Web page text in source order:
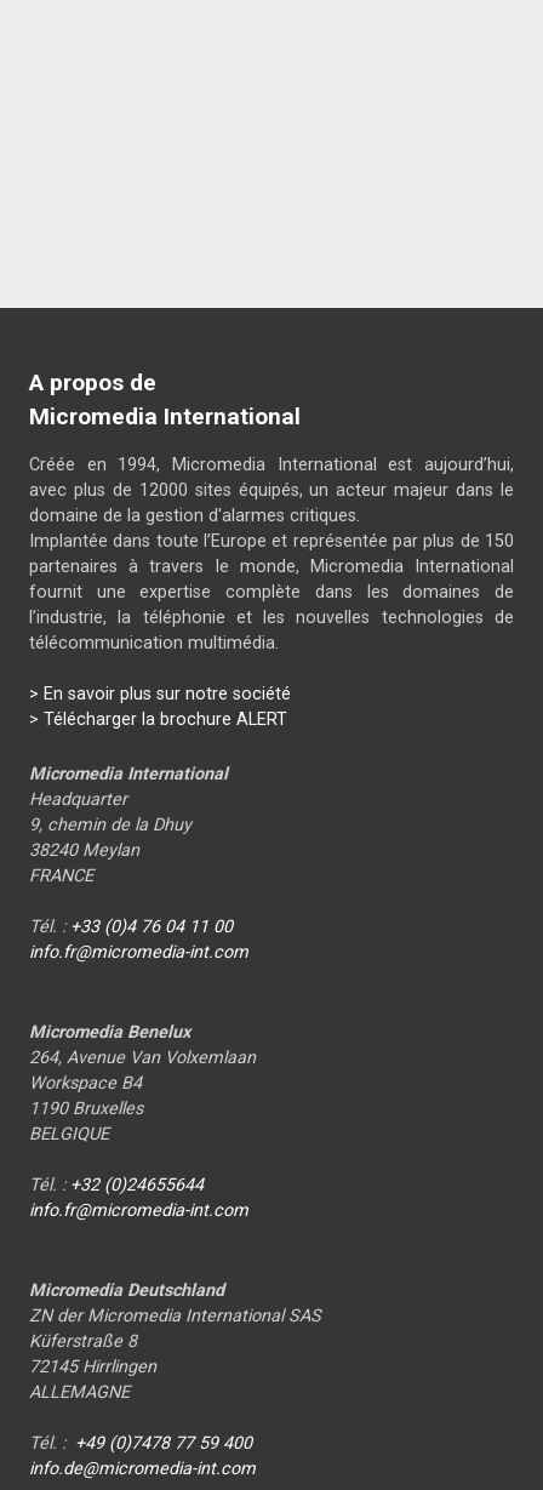
A propos de
Micromedia International
Créée en 1994, Micromedia International est aujourd’hui,
avec plus de 12000 sites équipés, un acteur majeur dans le
domaine de la gestion d'alarmes critiques.
Implantée dans toute l’Europe et représentée par plus de 150
partenaires à travers le monde, Micromedia International
fournit une expertise complète dans les domaines de
l’industrie, la téléphonie et les nouvelles technologies de
télécommunication multimédia.
> En savoir plus sur notre société
> Télécharger la brochure ALERT
Micromedia International
Headquarter
9, chemin de la Dhuy
38240 Meylan
FRANCE
Tél. : +33 (0)4 76 04 11 00
info.fr@micromedia-int.com
Micromedia Benelux
264, Avenue Van Volxemlaan
Workspace B4
1190 Bruxelles
BELGIQUE
Tél. : +32 (0)24655644
info.fr@micromedia-int.com
Micromedia Deutschland
ZN der Micromedia International SAS
Küferstraße 8
72145 Hirrlingen
ALLEMAGNE
Tél. : +49 (0)7478 77 59 400
info.de@micromedia-int.com